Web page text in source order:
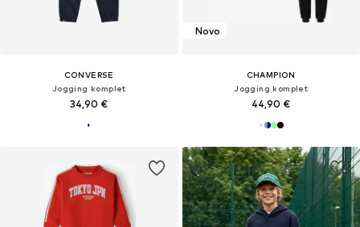
CONVERSE
Jogging komplet
34,90 €
Novo
CHAMPION
Jogging komplet
44,90 €